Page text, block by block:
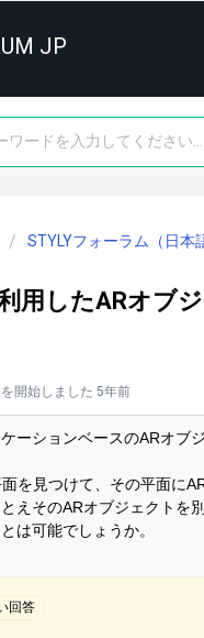
JP
STYLYフォーラム（日本
用したARオブ
開始しました 5年前
ーションベースのARオブ
を見つけて、その平面に
えそのARオブジェクトを
回答